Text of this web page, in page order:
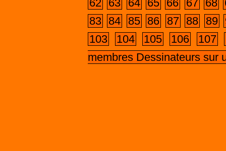
62 63 64 65 66 67 68
83 84 85 86 87 88 89
103
104 105 106 107
membres Dessinateurs sur